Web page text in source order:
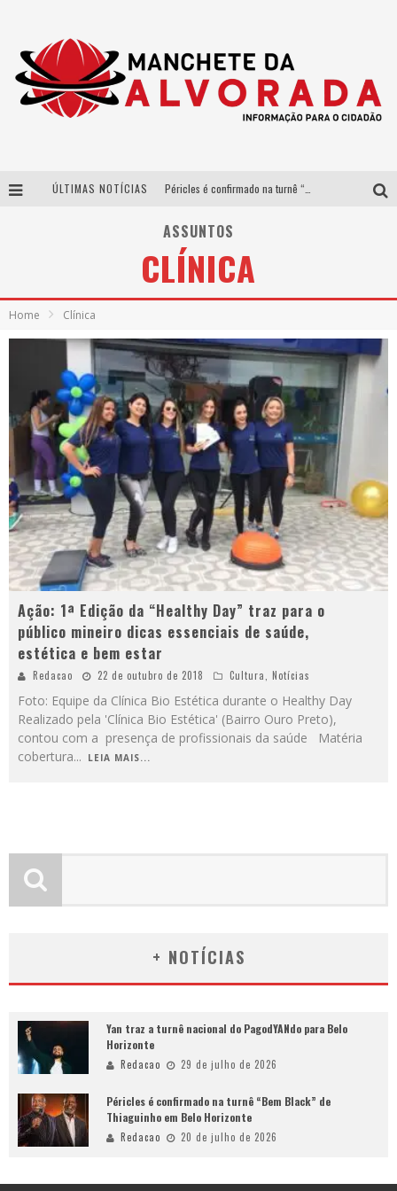
ÚLTIMAS NOTÍCIAS
Yan traz a turnê nacional do PagodYANdo para Belo Horizonte
ASSUNTOS
CLÍNICA
Home Clínica
Ação: 1ª Edição da “Healthy Day” traz para o
público mineiro dicas essenciais de saúde,
estética e bem estar
Redacao 22 de outubro de 2018 Cultura, Notícias
Foto: Equipe da Clínica Bio Estética durante o Healthy Day
Realizado pela 'Clínica Bio Estética' (Bairro Ouro Preto),
contou com a presença de profissionais da saúde Matéria
cobertura... LEIA MAIS...
+ NOTÍCIAS
Yan traz a turnê nacional do PagodYANdo para Belo
Horizonte
Redacao 29 de julho de 2026
Péricles é confirmado na turnê “Bem Black” de
Thiaguinho em Belo Horizonte
Redacao 20 de julho de 2026